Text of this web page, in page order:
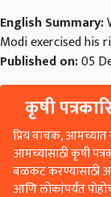
English Summary:
Modi exercised his
Published on:05
कृषी
प्रिय वाचक,
आमच्यासाठी कृषी
बळकट करण्यासाठी
आणि लोकांपर्यंत